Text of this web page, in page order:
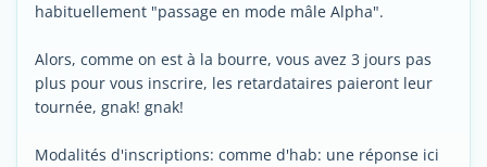
habituellement "passage en mode mâle Alpha".
Alors, comme on est à la bourre, vous avez 3 jours pas
plus pour vous inscrire, les retardataires paieront leur
tournée, gnak! gnak!
Modalités d'inscriptions: comme d'hab: une réponse ici